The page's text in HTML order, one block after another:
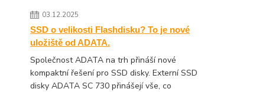
03.12.2025
SSD o velikosti Flashdisku? To je nové
uložiště od ADATA.
Společnost ADATA na trh přináší nové
kompaktní řešení pro SSD disky. Externí SSD
disky ADATA SC 730 přinášejí vše, co